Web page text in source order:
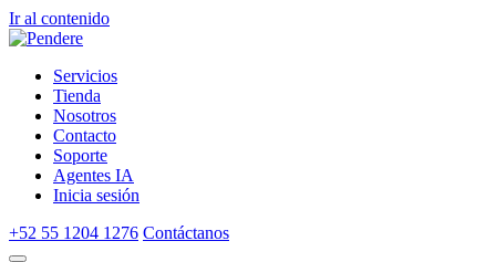
Ir al contenido
Servicios
Tienda
Nosotros
Contacto
Soporte
Agentes IA
Inicia sesión
+52 55 1204 1276 Contáctanos